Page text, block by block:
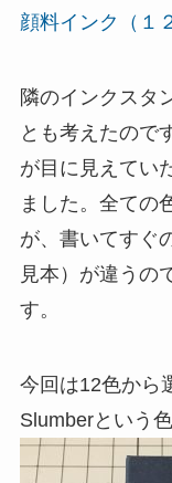
顔料インク（１
隣のインクスタ
とも考えたので
が目に見えてい
ました。全ての
が、書いてすぐ
見本）が違うの
す。
今回は12色から
Slumberという